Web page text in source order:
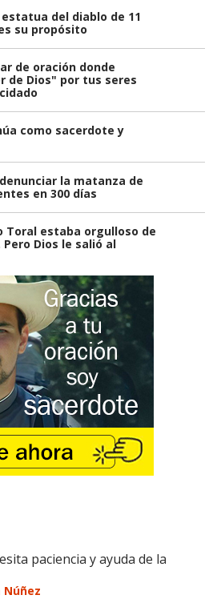
del diablo de 11
su propósito
de oración donde
de Dios" por tus seres
como sacerdote y
la matanza de
en 300 días
Toral estaba orgulloso de
Dios le salió al
paciencia y ayuda de la